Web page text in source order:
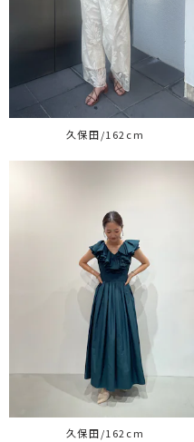
久保田/162cm
久保田/162cm